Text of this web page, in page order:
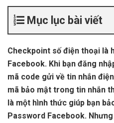
Mục lục bài viết
Checkpoint số điện thoại là
Facebook. Khi bạn đăng
mã code gửi về tin nhắn
mã bảo mật trong tin nhắn
là một hình thức giúp bạn
Password Facebook.